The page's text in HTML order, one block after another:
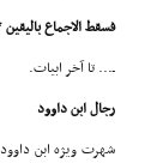
فسقط الاجماع
ـ... تا آخر ابیات.
رجال ابن داوود
شهرت ویژه ابن